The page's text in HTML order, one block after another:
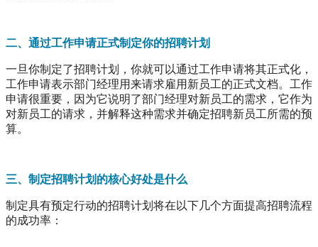
二、通过工作申请正式制定你的招聘计划
一旦你制定了招聘计划，你就可以通过工作申请将其正式化，
工作申请表示部门经理用来请求雇用新员工的正式文档。工作
申请很重要，因为它说明了部门经理对新员工的需求，它作为
对新员工的请求，并解释这种需求并确定招聘新员工所需的预
算。
三、制定招聘计划的核心好处是什么
制定具有预定行动的招聘计划将在以下几个方面提高招聘流程
的成功率：